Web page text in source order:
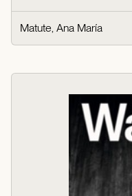
Matute, Ana María